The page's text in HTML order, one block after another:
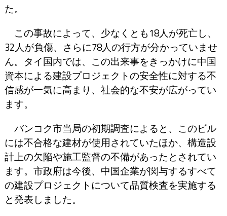
た。
この事故によって、少なくとも18人が死亡し、
32人が負傷、さらに78人の行方が分かっていませ
ん。タイ国内では、この出来事をきっかけに中国
資本による建設プロジェクトの安全性に対する不
信感が一気に高まり、社会的な不安が広がってい
ます。
バンコク市当局の初期調査によると、このビル
には不合格な建材が使用されていたほか、構造設
計上の欠陥や施工監督の不備があったとされてい
ます。市政府は今後、中国企業が関与するすべて
の建設プロジェクトについて品質検査を実施する
と発表しました。